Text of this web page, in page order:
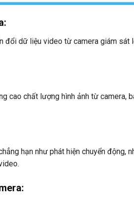
:
đổi dữ liệu video từ camera giám sát
cao chất lượng hình ảnh từ camera,
hạn như phát hiện chuyển động,
: